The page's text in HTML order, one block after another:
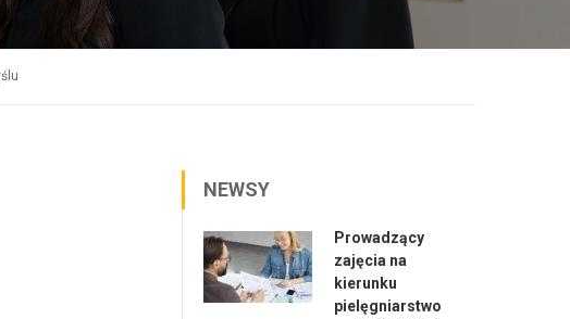
NEWSY
Prowadzący
zajęcia na
kierunku
pielęgniarstwo